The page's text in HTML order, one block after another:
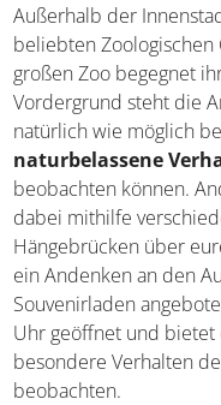
Außerhalb der
beliebten
großen Zoo begegnet
Vordergrund steht die
natürlich wie möglich
naturbelassene
beobachten können.
dabei mithilfe
Hängebrücken über
ein Andenken an den
Souvenirladen
Uhr geöffnet und bietet
besondere Verhalten
beobachten.